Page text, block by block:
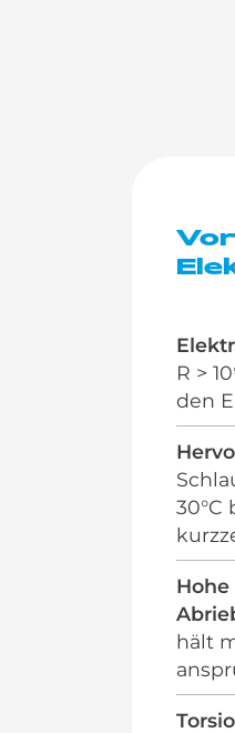
R >
den
30°C
hält